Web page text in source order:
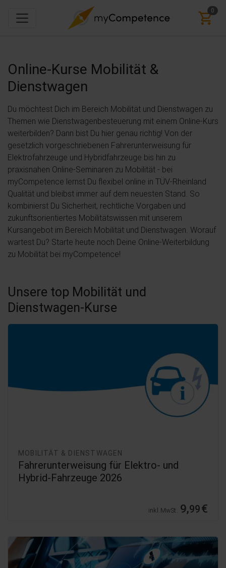
0
Online-Kurse Mobilität &
Dienstwagen
Du möchtest Dich im Bereich Mobilität und Dienstwagen zu
Themen wie Dienstwagenbesteuerung mit einem Online-Kurs
weiterbilden? Dann bist Du hier genau richtig! Von der
gesetzlich vorgeschriebenen Fahrerunterweisung für
Elektrofahrzeuge und Hybridfahrzeuge bis hin zu
praxisnahen Online-Seminaren zu Mobilität - bei
myCompetence lernst Du flexibel online in TÜV-Rheinland
Qualität und bleibst immer auf dem neuesten Stand. So
kombinierst Du Sicherheit, rechtliche Vorgaben und
zukunftsorientiertes Mobilitätswissen mit unserem
Kursangebot im Bereich Mobilität und Dienstwagen. Worauf
wartest Du? Starte heute noch Deine Online-Weiterbildung
zu Mobilität bei myCompetence!
Unsere top Mobilität und
Dienstwagen-Kurse
MOBILITÄT & DIENSTWAGEN
Fahrerunterweisung für Elektro- und
Hybrid-Fahrzeuge 2026
inkl. MwSt. 9,99€